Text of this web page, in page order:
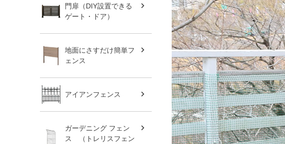
門扉（DIY設置できる
ゲート・ドア）
地面にさすだけ簡単フ
ェンス
アイアンフェンス
ガーデニング フェン
ス （トレリスフェン